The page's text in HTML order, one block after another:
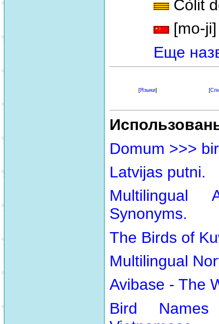
Còlit
[mo-ji]
Еще
[Языки] [
Domum >>>
Latvijas putni.
Multilingual
Synonyms.
The Birds of
Multilingual
Avibase - The
Bird